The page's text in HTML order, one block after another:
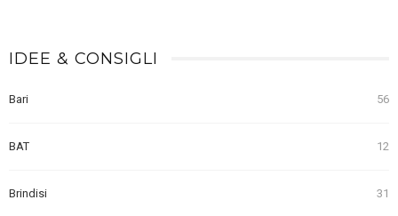
IDEE & CONSIGLI
Bari 56
BAT 12
Brindisi 31